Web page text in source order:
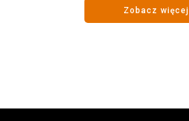
Zobacz więcej